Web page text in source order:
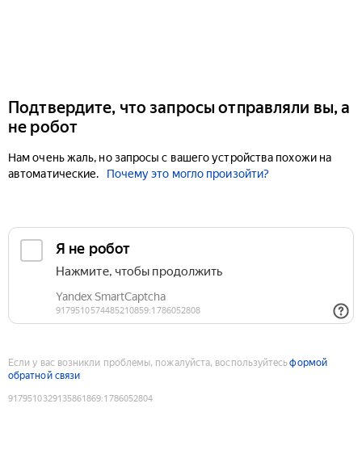
Подтвердите, что запросы отправляли вы, а
не робот
Нам очень жаль, но запросы с вашего устройства похожи на
автоматические.
Почему это могло произойти?
Если у вас возникли проблемы, пожалуйста, воспользуйтесьформой
обратной связи
9179510329135861869:1786052804